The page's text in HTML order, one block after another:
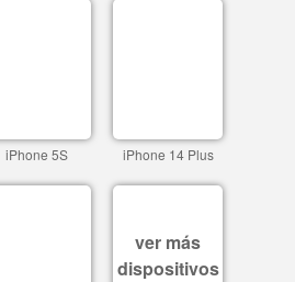
iPhone 5S iPhone 14 Plus
ver más
dispositivos